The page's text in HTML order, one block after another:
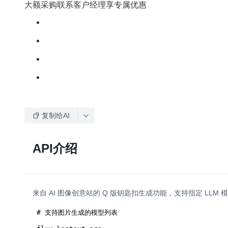
大额采购联系客户经理享专属优惠
复制给AI
API介绍
来自 AI 图像创意站的 Q 版钥匙扣生成功能，支持指定 LLM 模